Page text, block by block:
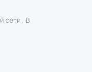
сети , В